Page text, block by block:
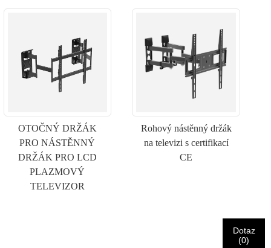
OTOČNÝ DRŽÁK
PRO NÁSTĚNNÝ
DRŽÁK PRO LCD
PLAZMOVÝ
TELEVIZOR
Rohový nástěnný držák
na televizi s certifikací
CE
Dotaz
(0)